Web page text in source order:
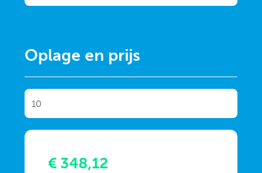
Oplage en prijs
€ 348,12